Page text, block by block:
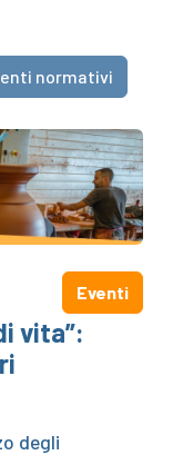
normativi
Eventi
vita”:
degli